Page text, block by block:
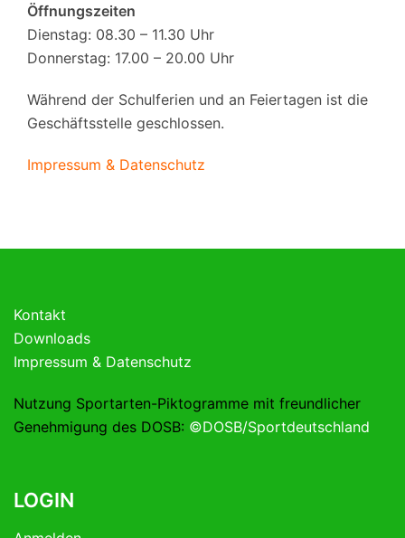
Öffnungszeiten
Dienstag: 08.30 – 11.30 Uhr
Donnerstag: 17.00 – 20.00 Uhr
Während der Schulferien und an Feiertagen ist die
Geschäftsstelle geschlossen.
Impressum & Datenschutz
Kontakt
Downloads
Impressum & Datenschutz
Nutzung Sportarten-Piktogramme mit freundlicher
Genehmigung des DOSB: ©DOSB/Sportdeutschland
LOGIN